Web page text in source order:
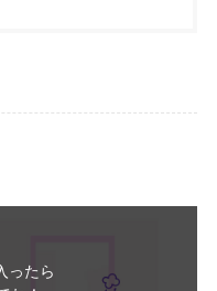
ったら